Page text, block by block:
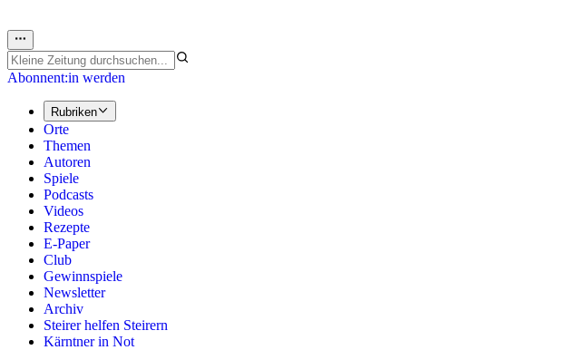
Abonnent:in werden
Rubriken
Orte
Themen
Autoren
Spiele
Podcasts
Videos
Rezepte
E-Paper
Club
Gewinnspiele
Newsletter
Archiv
Steirer helfen Steirern
Kärntner in Not